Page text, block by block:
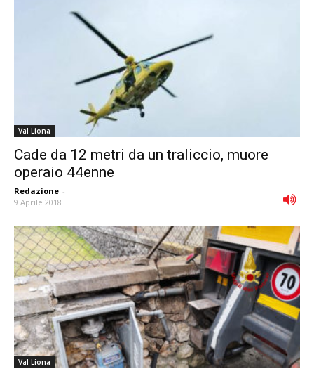
Val Liona
Cade da 12 metri da un traliccio, muore
operaio 44enne
Redazione -
9 Aprile 2018
Val Liona